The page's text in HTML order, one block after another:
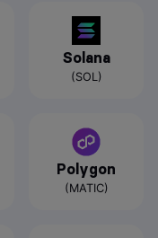
Solana
(SOL)
Polygon
(MATIC)